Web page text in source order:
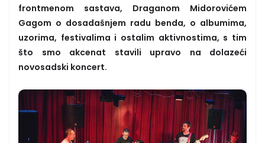
frontmenom sastava, Draganom Midorovićem
Gagom o dosadašnjem radu benda, o albumima,
uzorima, festivalima i ostalim aktivnostima, s tim
što smo akcenat stavili upravo na dolazeći
novosadski koncert.